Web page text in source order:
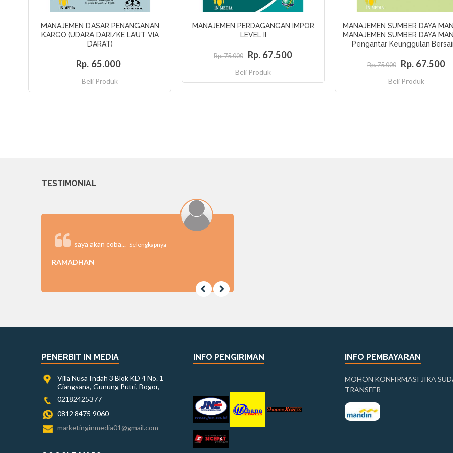
MANAJEMEN DASAR PENANGANAN
KARGO (UDARA DARI/KE LAUT VIA
DARAT)
Rp. 65.000
Beli Produk
MANAJEMEN PERDAGANGAN IMPOR
LEVEL II
Rp. 75.000 Rp. 67.500
Beli Produk
MANAJEMEN SUMBER DAYA
MANAJEMEN SUMBER DAYA
Pengantar Keunggulan
Rp. 75.000 Rp. 67.500
Beli Produk
TESTIMONIAL
saya akan coba... -Selengkapnya-
RAMADHAN
PENERBIT IN MEDIA
Villa Nusa Indah 3 Blok KD 4 No. 1
Ciangsana, Gunung Putri, Bogor,
02182425377
0812 8475 9060
marketinginmedia01@gmail.com
INFO PENGIRIMAN INFO PEMBAYARAN
MOHON KONFIRMASI JIKA
TRANSFER